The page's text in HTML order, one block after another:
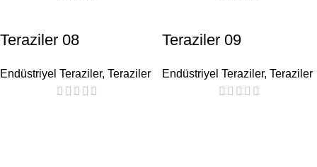
Teraziler 08
Endüstriyel Teraziler, Teraziler
Teraziler 09
Endüstriyel Teraziler, Teraziler